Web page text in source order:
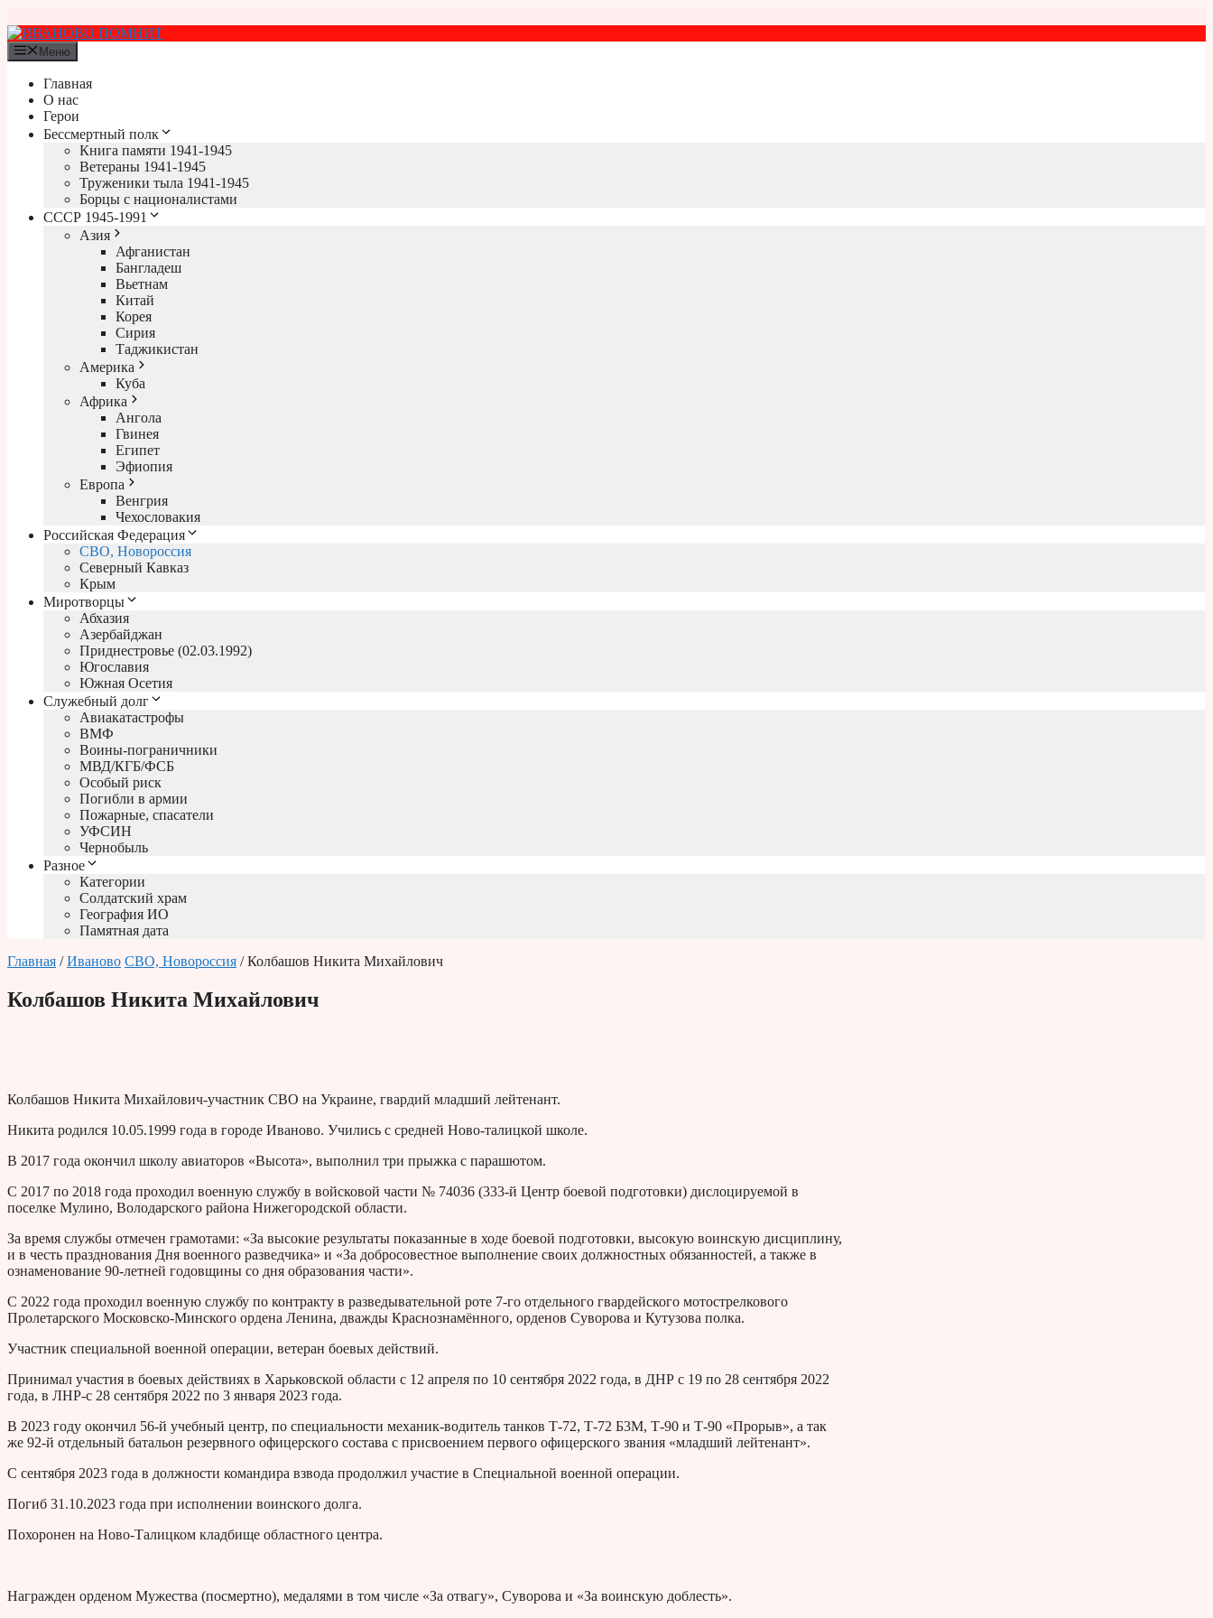
к
содержимому
Меню
Главная
О нас
Герои
Бессмертный полк
Книга памяти 1941-1945
Ветераны 1941-1945
Труженики тыла 1941-1945
Борцы с националистами
СССР 1945-1991
Азия
Афганистан
Бангладеш
Вьетнам
Китай
Корея
Сирия
Таджикистан
Америка
Куба
Африка
Ангола
Гвинея
Египет
Эфиопия
Европа
Венгрия
Чехословакия
Российская Федерация
СВО, Новороссия
Северный Кавказ
Крым
Миротворцы
Абхазия
Азербайджан
Приднестровье (02.03.1992)
Югославия
Южная Осетия
Служебный долг
Авиакатастрофы
ВМФ
Воины-пограничники
МВД/КГБ/ФСБ
Особый риск
Погибли в армии
Пожарные, спасатели
УФСИН
Чернобыль
Разное
Категории
Солдатский храм
География ИО
Памятная дата
Главная /Иваново СВО, Новороссия / Колбашов Никита Михайлович
Колбашов Никита Михайлович
Колбашов Никита Михайлович-участник СВО на Украине, гвардий младший лейтенант.
Никита родился 10.05.1999 года в городе Иваново. Учились с средней Ново-талицкой школе.
В 2017 года окончил школу авиаторов «Высота», выполнил три прыжка с парашютом.
С 2017 по 2018 года проходил военную службу в войсковой части № 74036 (333-й Центр боевой подготовки) дислоцируемой в
поселке Мулино, Володарского района Нижегородской области.
За время службы отмечен грамотами: «За высокие результаты показанные в ходе боевой подготовки, высокую воинскую дисциплину,
и в честь празднования Дня военного разведчика» и «За добросовестное выполнение своих должностных обязанностей, а также в
ознаменование 90-летней годовщины со дня образования части».
С 2022 года проходил военную службу по контракту в разведывательной роте 7-го отдельного гвардейского мотострелкового
Пролетарского Московско-Минского ордена Ленина, дважды Краснознамённого, орденов Суворова и Кутузова полка.
Участник специальной военной операции, ветеран боевых действий.
Принимал участия в боевых действиях в Харьковской области с 12 апреля по 10 сентября 2022 года, в ДНР с 19 по 28 сентября 2022
года, в ЛНР-с 28 сентября 2022 по 3 января 2023 года.
В 2023 году окончил 56-й учебный центр, по специальности механик-водитель танков Т-72, Т-72 Б3М, Т-90 и Т-90 «Прорыв», а так
же 92-й отдельный батальон резервного офицерского состава с присвоением первого офицерского звания «младший лейтенант».
С сентября 2023 года в должности командира взвода продолжил участие в Специальной военной операции.
Погиб 31.10.2023 года при исполнении воинского долга.
Похоронен на Ново-Талицком кладбище областного центра.
Награжден орденом Мужества (посмертно), медалями в том числе «За отвагу», Суворова и «За воинскую доблесть».